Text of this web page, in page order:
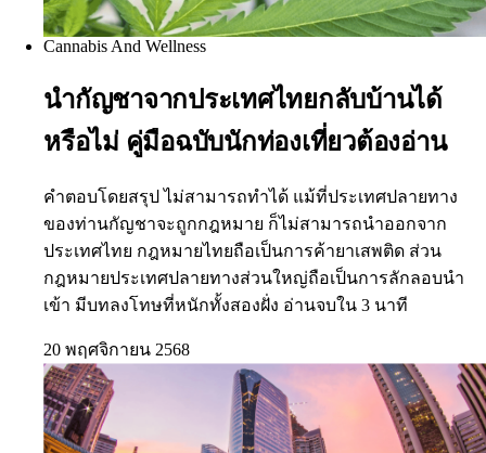
Cannabis And Wellness
นำกัญชาจากประเทศไทยกลับบ้านได้
หรือไม่ คู่มือฉบับนักท่องเที่ยวต้องอ่าน
คำตอบโดยสรุป ไม่สามารถทำได้ แม้ที่ประเทศปลายทาง
ของท่านกัญชาจะถูกกฎหมาย ก็ไม่สามารถนำออกจาก
ประเทศไทย กฎหมายไทยถือเป็นการค้ายาเสพติด ส่วน
กฎหมายประเทศปลายทางส่วนใหญ่ถือเป็นการลักลอบนำ
เข้า มีบทลงโทษที่หนักทั้งสองฝั่ง อ่านจบใน 3 นาที
20 พฤศจิกายน 2568